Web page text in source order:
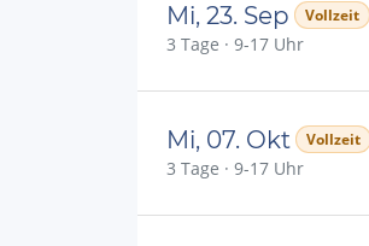
Mi, 23. Sep Vollzeit
3 Tage · 9-17 Uhr
Mi, 07. Okt Vollzeit
3 Tage · 9-17 Uhr